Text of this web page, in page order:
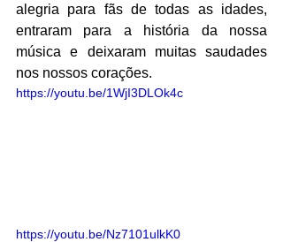
alegria para fãs de todas as idades,
entraram para a história da nossa
música e deixaram muitas saudades
nos nossos corações.
https://youtu.be/1WjI3DLOk4c
https://youtu.be/Nz7101ulkK0